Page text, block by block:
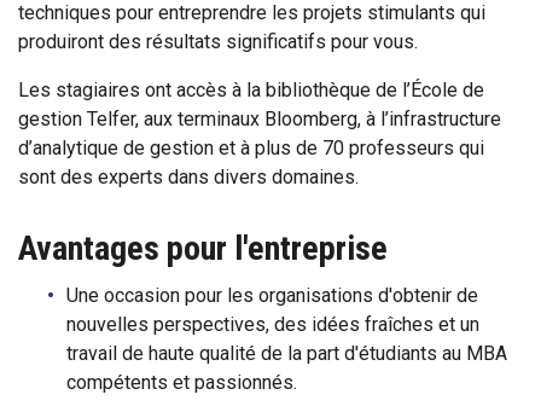
techniques pour entreprendre les projets stimulants qui
produiront des résultats significatifs pour vous.
Les stagiaires ont accès à la bibliothèque de l’École de
gestion Telfer, aux terminaux Bloomberg, à l’infrastructure
d’analytique de gestion et à plus de 70 professeurs qui
sont des experts dans divers domaines.
Avantages pour l'entreprise
Une occasion pour les organisations d'obtenir de
nouvelles perspectives, des idées fraîches et un
travail de haute qualité de la part d'étudiants au MBA
compétents et passionnés.